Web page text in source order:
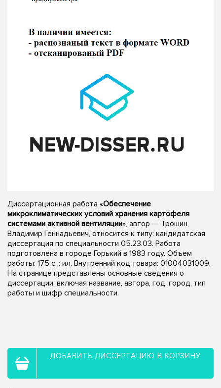
Диссертационная работа «Обеспечение
микроклиматических условий хранения картофеля
системами активной вентиляции», автор — Трошин,
Владимир Геннадьевич, относится к типу: кандидатская
диссертация по специальности 05.23.03. Работа
подготовлена в городе Горький в 1983 году. Объем
работы: 175 c. : ил. Внутренний код товара: 01004031009.
На странице представлены основные сведения о
диссертации, включая название, автора, год, город, тип
работы и шифр специальности.
ДОБАВИТЬ ДИССЕРТАЦИЮ В КОРЗИНУ